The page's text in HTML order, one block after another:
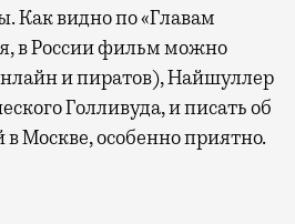
Как видно по «Главам
в России фильм можно
и пиратов), Найшуллер
Голливуда, и писать об
Москве, особенно приятно.